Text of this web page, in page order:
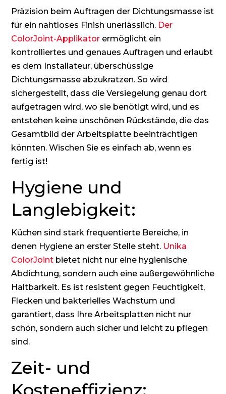
Präzision beim Auftragen der Dichtungsmasse ist
für ein nahtloses Finish unerlässlich. Der
ColorJoint-Applikator ermöglicht ein
kontrolliertes und genaues Auftragen und erlaubt
es dem Installateur, überschüssige
Dichtungsmasse abzukratzen. So wird
sichergestellt, dass die Versiegelung genau dort
aufgetragen wird, wo sie benötigt wird, und es
entstehen keine unschönen Rückstände, die das
Gesamtbild der Arbeitsplatte beeinträchtigen
könnten. Wischen Sie es einfach ab, wenn es
fertig ist!
Hygiene und
Langlebigkeit:
Küchen sind stark frequentierte Bereiche, in
denen Hygiene an erster Stelle steht. Unika
ColorJoint bietet nicht nur eine hygienische
Abdichtung, sondern auch eine außergewöhnliche
Haltbarkeit. Es ist resistent gegen Feuchtigkeit,
Flecken und bakterielles Wachstum und
garantiert, dass Ihre Arbeitsplatten nicht nur
schön, sondern auch sicher und leicht zu pflegen
sind.
Zeit- und